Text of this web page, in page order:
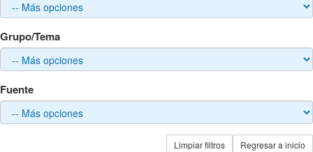
Grupo/Tema
Fuente
Regresar a inicio
Limpiar filtros